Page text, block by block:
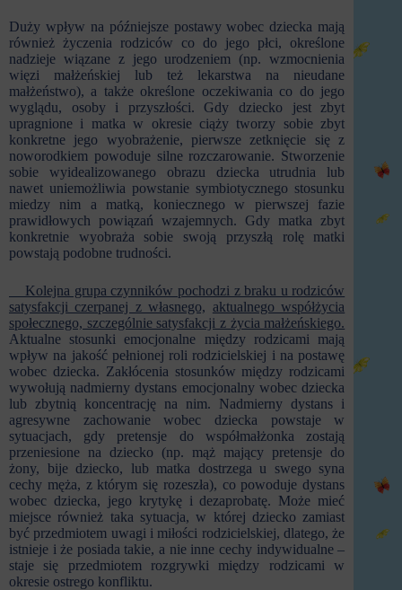
Duży wpływ na późniejsze postawy wobec dziecka mają
również życzenia rodziców co do jego płci, określone
nadzieje wiązane z jego urodzeniem (np. wzmocnienia
więzi małżeńskiej lub też lekarstwa na nieudane
małżeństwo), a także określone oczekiwania co do jego
wyglądu, osoby i przyszłości. Gdy dziecko jest zbyt
upragnione i matka w okresie ciąży tworzy sobie zbyt
konkretne jego wyobrażenie, pierwsze zetknięcie się z
noworodkiem powoduje silne rozczarowanie. Stworzenie
sobie wyidealizowanego obrazu dziecka utrudnia lub
nawet uniemożliwia powstanie symbiotycznego stosunku
miedzy nim a matką, koniecznego w pierwszej fazie
prawidłowych powiązań wzajemnych. Gdy matka zbyt
konkretnie wyobraża sobie swoją przyszłą rolę matki
powstają podobne trudności.
Kolejna grupa czynników pochodzi z braku u rodziców
satysfakcji czerpanej z własnego, aktualnego współżycia
społecznego, szczególnie satysfakcji z życia małżeńskiego.
Aktualne stosunki emocjonalne między rodzicami mają
wpływ na jakość pełnionej roli rodzicielskiej i na postawę
wobec dziecka. Zakłócenia stosunków między rodzicami
wywołują nadmierny dystans emocjonalny wobec dziecka
lub zbytnią koncentrację na nim. Nadmierny dystans i
agresywne zachowanie wobec dziecka powstaje w
sytuacjach, gdy pretensje do współmałżonka zostają
przeniesione na dziecko (np. mąż mający pretensje do
żony, bije dziecko, lub matka dostrzega u swego syna
cechy męża, z którym się rozeszła), co powoduje dystans
wobec dziecka, jego krytykę i dezaprobatę. Może mieć
miejsce również taka sytuacja, w której dziecko zamiast
być przedmiotem uwagi i miłości rodzicielskiej, dlatego, że
istnieje i że posiada takie, a nie inne cechy indywidualne –
staje się przedmiotem rozgrywki między rodzicami w
okresie ostrego konfliktu.